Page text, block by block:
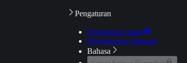
Pengaturan
Pengaturan Akun
Pemeriksaan Jaringan
Bahasa